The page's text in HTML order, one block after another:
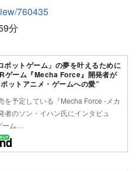
760435
分
ボットゲーム」の夢を叶えるために
ゲーム『Mecha Force』開発者が
ットアニメ・ゲームへの愛”
を予定している『Mecha Force -メカ
者のソン・イハン氏にインタビュ
ム…